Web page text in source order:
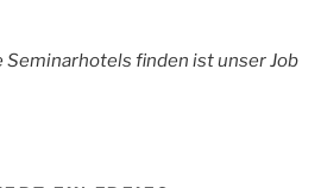
Seminarhotels finden ist unser Job